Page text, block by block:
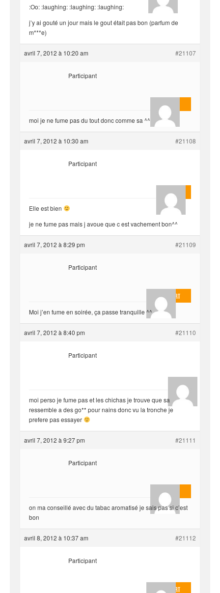
:Oo: :laughing: :laughing: :laughing:
j’y ai gouté un jour mais le gout était pas bon (parfum de
m***e)
avril 7, 2012 à 10:20 am #21107
AnlonEvil.
Participant
moi je ne fume pas du tout donc comme sa ^^
avril 7, 2012 à 10:30 am #21108
yvariro
Participant
Elle est bien
je ne fume pas mais j avoue que c est vachement bon^^
avril 7, 2012 à 8:29 pm #21109
EvilOnHeart
Participant
Moi j’en fume en soirée, ça passe tranquille ^^
avril 7, 2012 à 8:40 pm #21110
hjf
Participant
moi perso je fume pas et les chichas je trouve que sa
ressemble a des go** pour nains donc vu la tronche je
prefere pas essayer
avril 7, 2012 à 9:27 pm #21111
AnlonEvil.
Participant
on ma conseillé avec du tabac aromatisé je sais pas si c’est
bon
avril 8, 2012 à 10:37 am #21112
EvilOnHeart
Participant